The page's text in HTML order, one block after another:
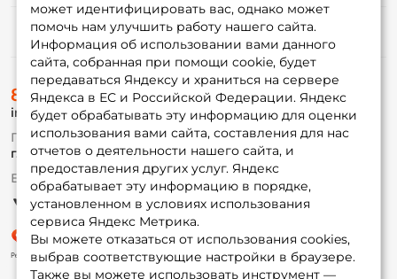
может идентифицировать вас, однако может
помочь нам улучшить работу нашего сайта.
Информация об использовании вами данного
сайта, собранная при помощи cookie, будет
передаваться Яндексу и храниться на сервере
Яндекса в ЕС и Российской Федерации. Яндекс
будет обрабатывать эту информацию для оценки
использования вами сайта, составления для нас
отчетов о деятельности нашего сайта, и
предоставления других услуг. Яндекс
обрабатывает эту информацию в порядке,
установленном в условиях использования
сервиса Яндекс Метрика.
Вы можете отказаться от использования cookies,
выбрав соответствующие настройки в браузере.
Также вы можете использовать инструмент —
Придумайте пароль: *
Повторите пароль: *
Заполняя данную форму вы соглашаетесь на обработку
персональных данных
Создать аккаунт
У меня уже есть аккаунт
Информация
О магазине
Доставка
Оплата
Fox-bonus
Гуру
Партнерская программа
8 (495) 532-77-88
info@foxfishing.ru
По вопросам с заказом
г. Москва, ул. Плеханова д.7
Ежедневно 10:00 до 20:00